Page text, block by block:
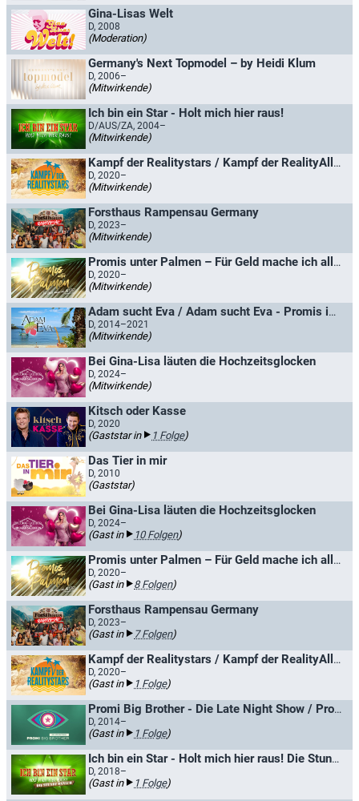
Gina-Lisas Welt
D, 2008
(Moderation)
Germany's Next Topmodel – by Heidi Klum
D, 2006–
(Mitwirkende)
Ich bin ein Star - Holt mich hier raus!
D/AUS/ZA, 2004–
(Mitwirkende)
Kampf der Realitystars / Kampf der RealityAllstars
D, 2020–
(Mitwirkende)
Forsthaus Rampensau Germany
D, 2023–
(Mitwirkende)
Promis unter Palmen – Für Geld mache ich alles!
D, 2020–
(Mitwirkende)
Adam sucht Eva / Adam sucht Eva - Promis im Paradies
D, 2014–2021
(Mitwirkende)
Bei Gina-Lisa läuten die Hochzeitsglocken
D, 2024–
(Mitwirkende)
Kitsch oder Kasse
D, 2020
(Gaststar in 1 Folge)
Das Tier in mir
D, 2010
(Gaststar)
Bei Gina-Lisa läuten die Hochzeitsglocken
D, 2024–
(Gast in 10 Folgen)
Promis unter Palmen – Für Geld mache ich alles!
D, 2020–
(Gast in 8 Folgen)
Forsthaus Rampensau Germany
D, 2023–
(Gast in 7 Folgen)
Kampf der Realitystars / Kampf der RealityAllstars
D, 2020–
(Gast in 1 Folge)
Promi Big Brother - Die Late Night Show / Promi Big Brother Late Night LIVE
D, 2014–
(Gast in 1 Folge)
Ich bin ein Star - Holt mich hier raus! Die Stunde danach
D, 2018–
(Gast in 1 Folge)